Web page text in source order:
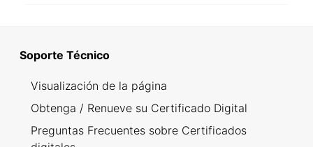
Soporte Técnico
Visualización de la página
Obtenga / Renueve su Certificado Digital
Preguntas Frecuentes sobre Certificados